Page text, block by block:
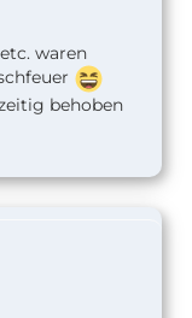
waren
behoben